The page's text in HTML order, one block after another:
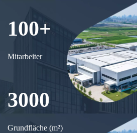
100+
Mitarbeiter
3000
Grundfläche (m²)